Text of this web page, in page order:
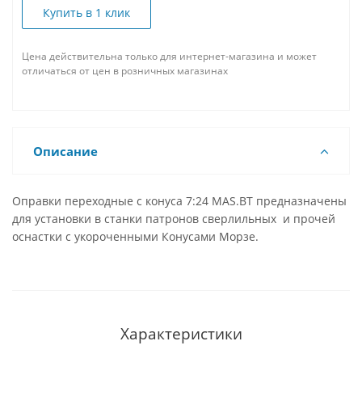
Купить в 1 клик
Цена действительна только для интернет-магазина и может
отличаться от цен в розничных магазинах
Описание
Оправки переходные с конуса 7:24 MAS.BT предназначены
для установки в станки патронов сверлильных и прочей
оснастки с укороченными Конусами Морзе.
Характеристики